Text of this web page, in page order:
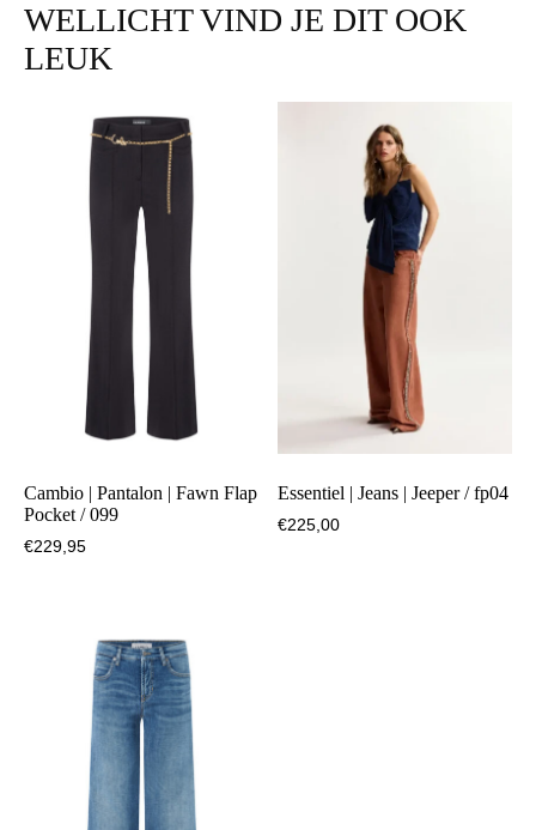
WELLICHT VIND JE DIT OOK
LEUK
Cambio | Pantalon | Fawn Flap
Pocket / 099
€229,95
Essentiel | Jeans | Jeeper / fp04
€225,00